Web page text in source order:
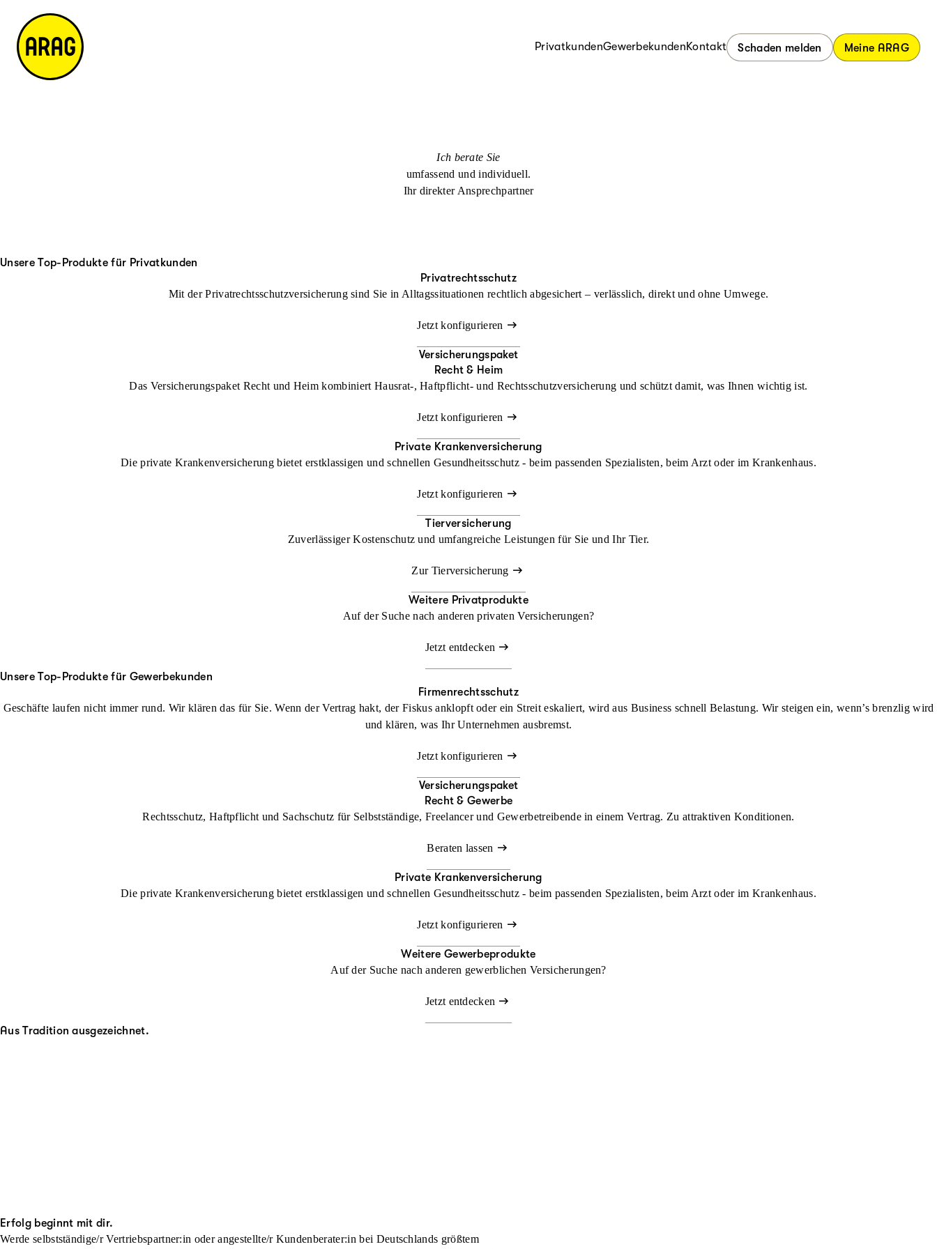
PrivatkundenGewerbekundenKontakt Schaden melden Meine ARAG
Ich berate Sie
umfassend und individuell.
Ihr direkter Ansprechpartner
Unsere Top-Produkte für Privatkunden
Privatrechtsschutz
Mit der Privatrechtsschutzversicherung sind Sie in Alltagssituationen rechtlich abgesichert – verlässlich, direkt und ohne Umwege.
Jetzt konfigurieren
Versicherungspaket
Recht & Heim
Das Versicherungspaket Recht und Heim kombiniert Hausrat-, Haftpflicht- und Rechtsschutzversicherung und schützt damit, was Ihnen wichtig ist.
Jetzt konfigurieren
Private Krankenversicherung
Die private Krankenversicherung bietet erstklassigen und schnellen Gesundheitsschutz - beim passenden Spezialisten, beim Arzt oder im Krankenhaus.
Jetzt konfigurieren
Tierversicherung
Zuverlässiger Kostenschutz und umfangreiche Leistungen für Sie und Ihr Tier.
Zur Tierversicherung
Weitere Privatprodukte
Auf der Suche nach anderen privaten Versicherungen?
Jetzt entdecken
Unsere Top-Produkte für Gewerbekunden
Firmenrechtsschutz
Geschäfte laufen nicht immer rund. Wir klären das für Sie. Wenn der Vertrag hakt, der Fiskus anklopft oder ein Streit eskaliert, wird aus Business schnell Belastung. Wir steigen ein, wenn’s brenzlig wird
und klären, was Ihr Unternehmen ausbremst.
Jetzt konfigurieren
Versicherungspaket
Recht & Gewerbe
Rechtsschutz, Haftpflicht und Sachschutz für Selbstständige, Freelancer und Gewerbetreibende in einem Vertrag. Zu attraktiven Konditionen.
Beraten lassen
Private Krankenversicherung
Die private Krankenversicherung bietet erstklassigen und schnellen Gesundheitsschutz - beim passenden Spezialisten, beim Arzt oder im Krankenhaus.
Jetzt konfigurieren
Weitere Gewerbeprodukte
Auf der Suche nach anderen gewerblichen Versicherungen?
Jetzt entdecken
Aus Tradition ausgezeichnet.
Erfolg beginnt mit dir.
Werde selbstständige/r Vertriebspartner:in oder angestellte/r Kundenberater:in bei Deutschlands größtem